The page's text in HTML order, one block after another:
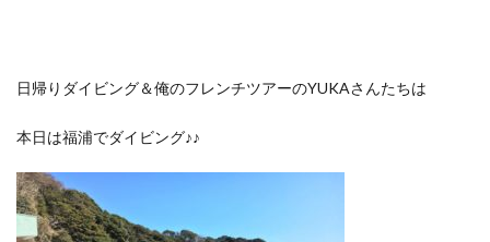
日帰りダイビング＆俺のフレンチツアーのYUKAさんたちは
本日は福浦でダイビング♪♪